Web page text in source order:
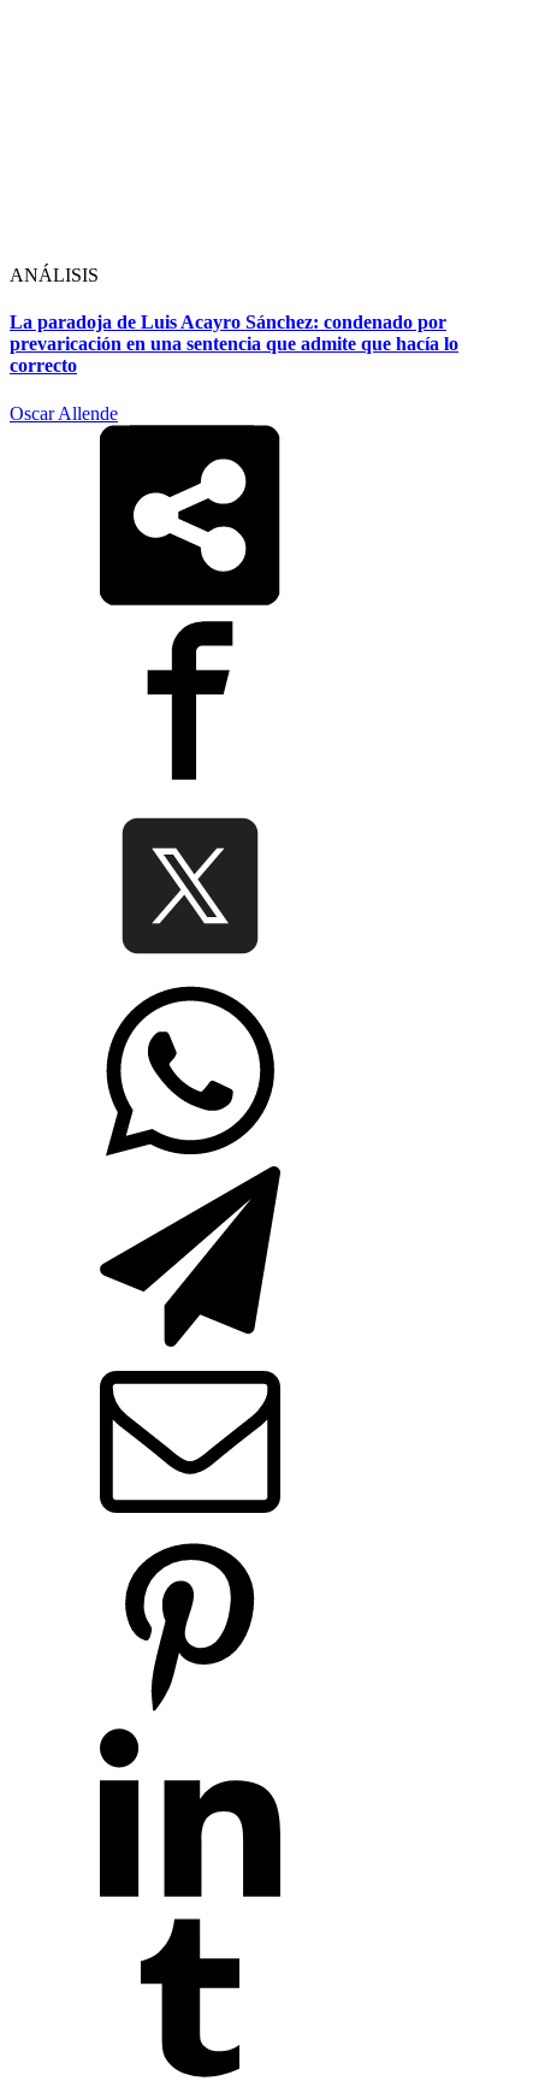
ANÁLISIS
La paradoja de Luis Acayro Sánchez: condenado por
prevaricación en una sentencia que admite que hacía lo
correcto
Oscar Allende